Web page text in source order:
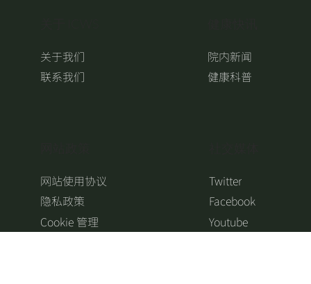
关于我们
联系我们
院内新闻
健康科普
网站使用协议
隐私政策
Cookie 管理
Twitter
Facebook
Youtube